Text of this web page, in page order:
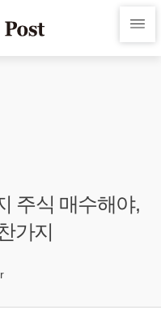
주식 매수해야,
가지